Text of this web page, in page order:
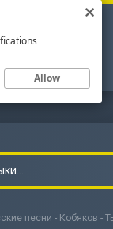
песни - Кобяков -
Allow